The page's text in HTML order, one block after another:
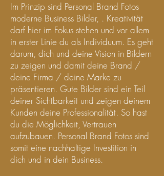
Im Prinzip sind Personal Brand Fotos
moderne Business Bilder, . Kreativität
darf hier im Fokus stehen und vor allem
in erster Linie du als Individuum. Es geht
darum, dich und deine Vision in Bildern
zu zeigen und damit deine Brand /
deine Firma / deine Marke zu
präsentieren. Gute Bilder sind ein Teil
deiner Sichtbarkeit und zeigen deinem
Kunden deine Professionalität. So hast
du die Möglichkeit, Vertrauen
aufzubauen. Personal Brand Fotos sind
somit eine nachhaltige Investition in
dich und in dein Business.